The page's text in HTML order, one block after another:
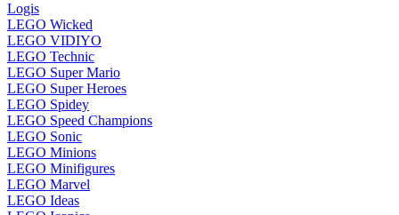
Logis
LEGO Wicked
LEGO VIDIYO
LEGO Technic
LEGO Super Mario
LEGO Super Heroes
LEGO Spidey
LEGO Speed Champions
LEGO Sonic
LEGO Minions
LEGO Minifigures
LEGO Marvel
LEGO Ideas